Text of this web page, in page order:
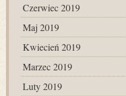
Czerwiec 2019
Maj 2019
Kwiecień 2019
Marzec 2019
Luty 2019